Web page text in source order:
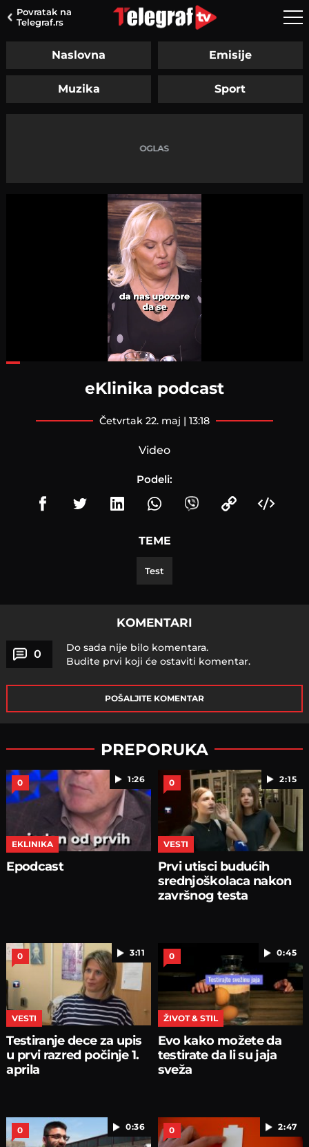
Povratak na
Telegraf.rs
Naslovna Emisije
Muzika Sport
eKlinika podcast
četvrtak 22. maj | 13:18
Video
Podeli:
TEME
Test
KOMENTARI
0
Do sada nije bilo komentara.
Budite prvi koji će ostaviti komentar.
POŠALJITE KOMENTAR
PREPORUKA
1:26
0
EKLINIKA
Epodcast
2:15
0
VESTI
Prvi utisci budućih
srednjoškolaca nakon
završnog testa
3:11
0
VESTI
Testiranje dece za upis
u prvi razred počinje 1.
aprila
0:45
0
ŽIVOT & STIL
Evo kako možete da
testirate da li su jaja
sveža
0:36
0 2:47
0